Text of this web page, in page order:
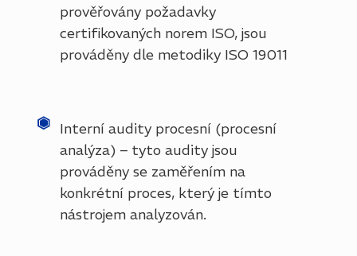
prověřovány požadavky
certifikovaných norem ISO, jsou
prováděny dle metodiky ISO 19011
Interní audity procesní (procesní
analýza) – tyto audity jsou
prováděny se zaměřením na
konkrétní proces, který je tímto
nástrojem analyzován.